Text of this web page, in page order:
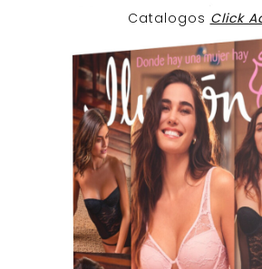
Catalogos Click